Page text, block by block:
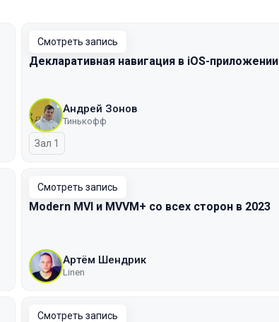
Смотреть запись
Декларативная навигация в iOS-приложении
Андрей Зонов
Тинькофф
Зал 1
Смотреть запись
Modern MVI и MVVM+ со всех сторон в 2023
Артём Шендрик
Linen
Смотреть запись